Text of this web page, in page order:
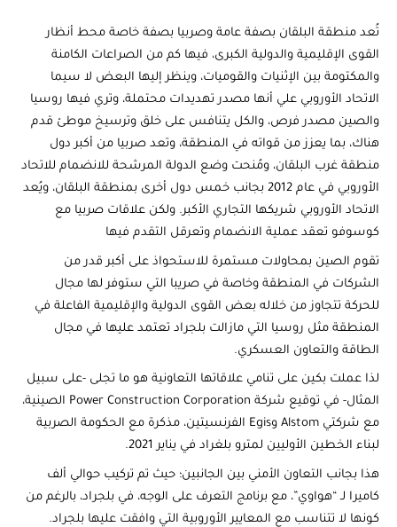
تُعد منطقة البلقان بصفة عامة وصربيا بصفة خاصة محط أنظار
القوى الإقليمية والدولية الكبرى، فيها كم من الصراعات الكامنة
والمكتومة بين الإثنيات والقوميات، وينظر إليها البعض لا سيما
الاتحاد الأوروبي علي أنها مصدر تهديدات محتملة، وتري فيها روسيا
والصين مصدر فرص، والكل يتنافس على خلق وترسيخ موطئ قدم
هناك، بما يعزز من قواته في المنطقة، وتعد صربيا من أكبر دول
منطقة غرب البلقان، ومُنحت وضع الدولة المرشحة للانضمام للاتحاد
الأوروبي في عام 2012 بجانب خمس دول أخرى بمنطقة البلقان، ويُعد
الاتحاد الأوروبي شريكها التجاري الأكبر. ولكن علاقات صربيا مع
كوسوفو تعقد عملية الانضمام وتعرقل التقدم فيها
تقوم الصين بمحاولات مستمرة للاستحواذ على أكبر قدر من
الشركات في المنطقة وخاصة في صريبا التي ستوفر لها مجال
للحركة تتجاوز من خلاله بعض القوى الدولية والإقليمية الفاعلة في
المنطقة مثل روسيا التي مازالت بلجراد تعتمد عليها في مجال
الطاقة والتعاون العسكري.
لذا عملت بكين على تنامي علاقاتها التعاونية هو ما تجلى -على سبيل
المثال- في توقيع شركة Power Construction Corporation الصينية،
مع شركتي Alstom وEgis الفرنسيتين، مذكرة مع الحكومة الصربية
لبناء الخطين الأوليين لمترو بلغراد في يناير 2021.
هذا بجانب التعاون الأمني بين الجانبين؛ حيث تم تركيب حوالي ألف
كاميرا لـ “هواوي”، مع برنامج التعرف على الوجه، في بلجراد، بالرغم من
كونها لا تتناسب مع المعايير الأوروبية التي وافقت عليها بلجراد.